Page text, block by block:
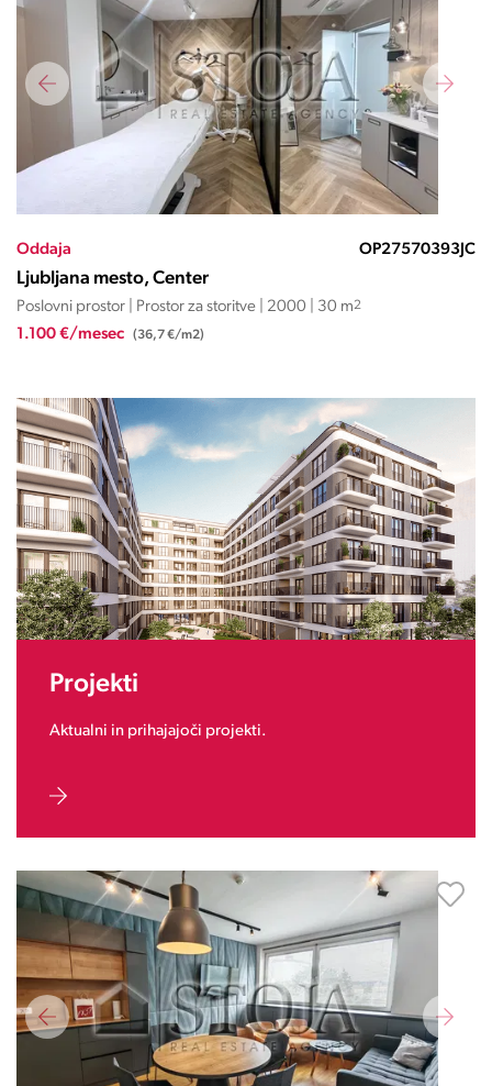
Oddaja OP27570393JC
Ljubljana mesto, Center
Poslovni prostor | Prostor za storitve | 2000 | 30 m2
1.100 €/mesec (36,7 €/m2)
Projekti
Aktualni in prihajajoči projekti.